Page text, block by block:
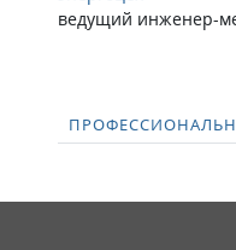
ведущий инженер-